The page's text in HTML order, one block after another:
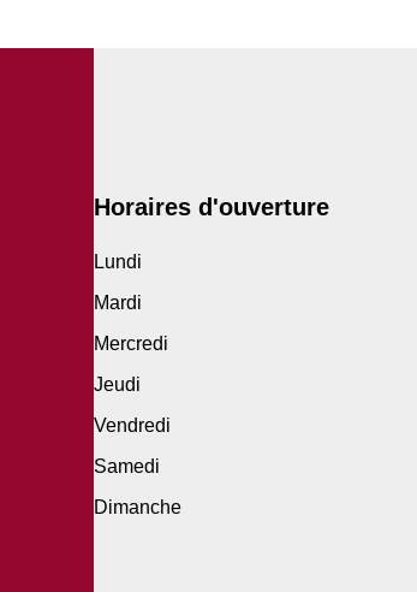
Horaires d'ouverture
Lundi
Mardi
Mercredi
Jeudi
Vendredi
Samedi
Dimanche